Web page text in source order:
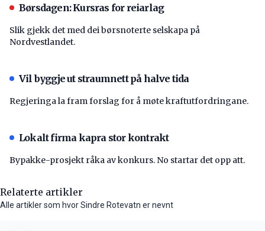
Børsdagen: Kursras for reiarlag
Slik gjekk det med dei børsnoterte selskapa på
Nordvestlandet.
Vil byggje ut straumnett på halve tida
Regjeringa la fram forslag for å møte kraftutfordringane.
Lokalt firma kapra stor kontrakt
Bypakke-prosjekt råka av konkurs. No startar det opp att.
Relaterte artikler
Alle artikler som hvor Sindre Rotevatn er nevnt